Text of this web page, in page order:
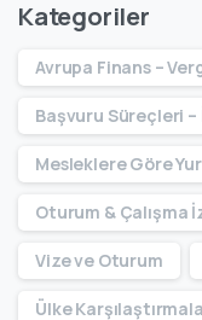
Kategoriler
Avrupa Finans –
Başvuru Süreçleri –
Mesleklere Göre
Oturum & Çalışma
Vize ve Oturum
Ülke